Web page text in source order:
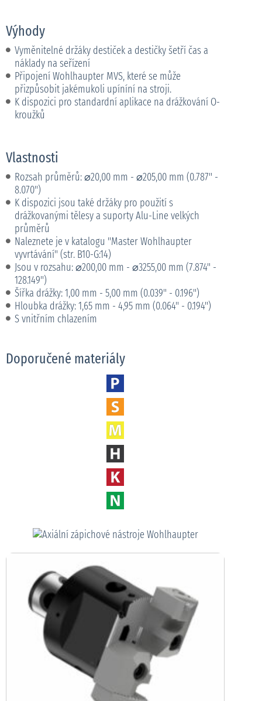
Výhody
Vyměnitelné držáky destiček a destičky šetří čas a
náklady na seřízení
Připojení Wohlhaupter MVS, které se může
přizpůsobit jakémukoli upíníní na stroji.
K dispozici pro standardní aplikace na drážkování O-
kroužků
Vlastnosti
Rozsah průměrů: ⌀20,00 mm - ⌀205,00 mm (0.787" -
8.070")
K dispozici jsou také držáky pro použití s
drážkovanými tělesy a suporty Alu-Line velkých
průměrů
Naleznete je v katalogu "Master Wohlhaupter
vyvrtávání" (str. B10-G:14)
Jsou v rozsahu: ⌀200,00 mm - ⌀3255,00 mm (7.874" -
128.149")
Šířka drážky: 1,00 mm - 5,00 mm (0.039" - 0.196")
Hloubka drážky: 1,65 mm - 4,95 mm (0.064" - 0.194")
S vnitřním chlazením
Doporučené materiály